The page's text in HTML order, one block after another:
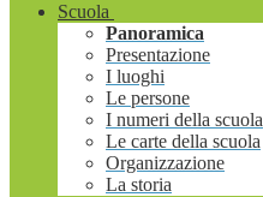
Scuola
Panoramica
Presentazione
I luoghi
Le persone
I numeri della scuola
Le carte della scuola
Organizzazione
La storia